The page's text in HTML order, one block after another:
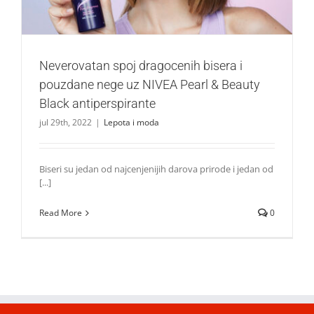
Neverovatan spoj dragocenih bisera i
pouzdane nege uz NIVEA Pearl & Beauty
Black antiperspirante
jul 29th, 2022 | Lepota i moda
Biseri su jedan od najcenjenijih darova prirode i jedan od
[...]
Read More 0